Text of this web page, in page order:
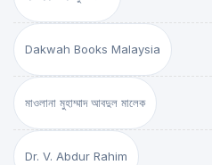
Dakwah Books Malaysia
মাওলানা মুহাম্মাদ আবদুল মালেক
Dr. V. Abdur Rahim